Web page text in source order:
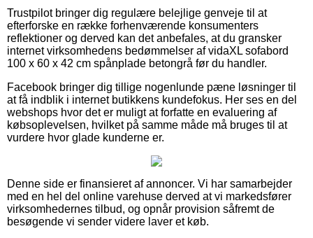
Trustpilot bringer dig regulære belejlige genveje til at
efterforske en række forhenværende konsumenters
reflektioner og derved kan det anbefales, at du gransker
internet virksomhedens bedømmelser af vidaXL sofabord
100 x 60 x 42 cm spånplade betongrå før du handler.
Facebook bringer dig tillige nogenlunde pæne løsninger til
at få indblik i internet butikkens kundefokus. Her ses en del
webshops hvor det er muligt at forfatte en evaluering af
købsoplevelsen, hvilket på samme måde må bruges til at
vurdere hvor glade kunderne er.
Denne side er finansieret af annoncer. Vi har samarbejder
med en hel del online varehuse derved at vi markedsfører
virksomhedernes tilbud, og opnår provision såfremt de
besøgende vi sender videre laver et køb.